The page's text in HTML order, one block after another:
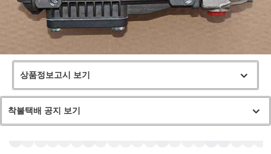
상품정보고시 보기
착불택배 공지 보기